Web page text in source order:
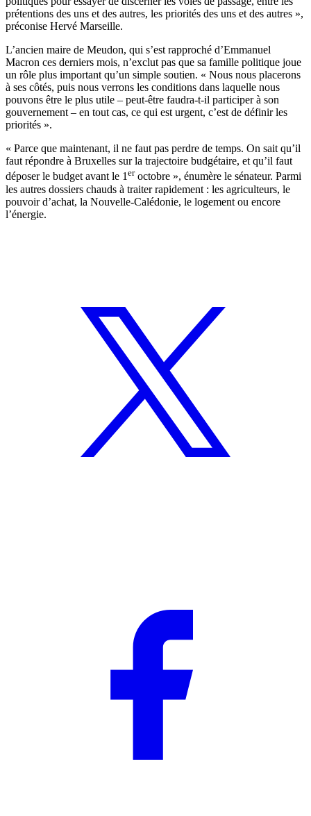
prétentions des uns et des autres, les priorités des uns et des autres »,
préconise Hervé Marseille.
L’ancien maire de Meudon, qui s’est rapproché d’Emmanuel
Macron ces derniers mois, n’exclut pas que sa famille politique joue
un rôle plus important qu’un simple soutien. « Nous nous placerons
à ses côtés, puis nous verrons les conditions dans laquelle nous
pouvons être le plus utile – peut-être faudra-t-il participer à son
gouvernement – en tout cas, ce qui est urgent, c’est de définir les
priorités ».
« Parce que maintenant, il ne faut pas perdre de temps. On sait qu’il
faut répondre à Bruxelles sur la trajectoire budgétaire, et qu’il faut
déposer le budget avant le 1eroctobre », énumère le sénateur. Parmi
les autres dossiers chauds à traiter rapidement : les agriculteurs, le
pouvoir d’achat, la Nouvelle-Calédonie, le logement ou encore
l’énergie.